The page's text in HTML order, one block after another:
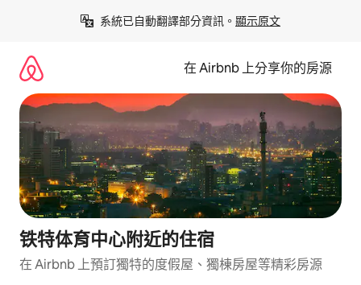
系統已自動翻譯部分資訊。 顯示原文
在 Airbnb 上分享你的房源
铁特体育中心附近的住宿
在 Airbnb 上預訂獨特的度假屋、獨棟房屋等精彩房源